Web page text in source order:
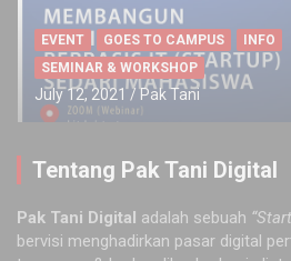
EVENT GOES TO CAMPUS
INFO
SEMINAR & WORKSHOP
July 12, 2021 Pak Tani
Tentang Pak Tani Digital
Pak Tani Digital adalah sebuah
bervisi menghadirkan pasar digital